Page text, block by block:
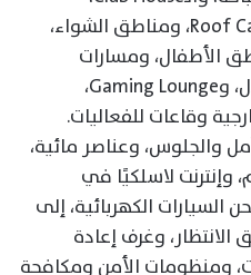
واللاجون، والـSky Walk، والـRoof Café، ومناطق الشواء،
الأطفال، ومسارات
ومخازن الدراجات، وملعب البادل، وGaming Lounge،
والجلوس، وعناصر مائية،
لاسلكيًا في
الكهربائية، إلى
وغرف إعادة
ومنظومات الأمن ومكافحة